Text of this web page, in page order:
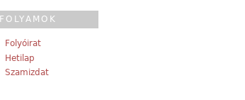
FOLYAMOK
Folyóirat
Hetilap
Szamizdat